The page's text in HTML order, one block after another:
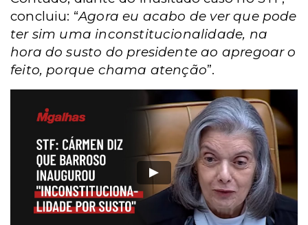
concluiu: “Agora eu acabo de ver que pode
ter sim uma inconstitucionalidade, na
hora do susto do presidente ao apregoar o
feito, porque chama atenção”.